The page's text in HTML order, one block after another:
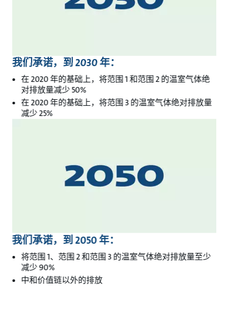
我们承诺，到 2030 年：
在 2020 年的基础上，将范围 1 和范围 2 的温室气体绝
对排放量减少 50%
在 2020 年的基础上，将范围 3 的温室气体绝对排放量
减少 25%
我们承诺，到 2050 年：
将范围 1、范围 2 和范围 3 的温室气体绝对排放量至少
减少 90%
中和价值链以外的排放